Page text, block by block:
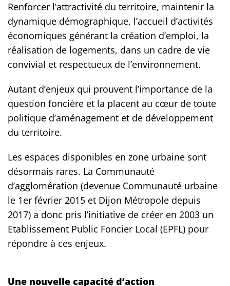
Renforcer l’attractivité du territoire, maintenir la
dynamique démographique, l’accueil d’activités
économiques générant la création d’emploi, la
réalisation de logements, dans un cadre de vie
convivial et respectueux de l’environnement.
Autant d’enjeux qui prouvent l’importance de la
question foncière et la placent au cœur de toute
politique d’aménagement et de développement
du territoire.
Les espaces disponibles en zone urbaine sont
désormais rares. La Communauté
d’agglomération (devenue Communauté urbaine
le 1er février 2015 et Dijon Métropole depuis
2017) a donc pris l’initiative de créer en 2003 un
Etablissement Public Foncier Local (EPFL) pour
répondre à ces enjeux.
Une nouvelle capacité d’action